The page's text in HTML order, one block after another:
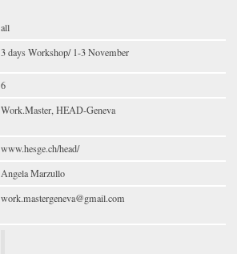
all
3 days Workshop/ 1-3 November
6
Work.Master, HEAD-Geneva
www.hesge.ch/head/
Angela Marzullo
work.mastergeneva@gmail.com